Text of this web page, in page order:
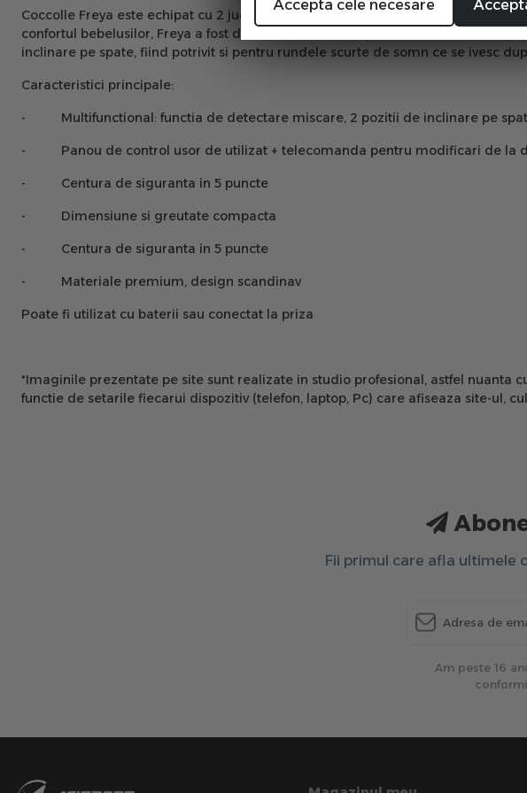
Coccolle Freya este echipat cu 2 jucarii moi, sigure inca de la stadiul de nou
confortul bebelusilor, Freya a fost dotat cu un reductor pentru nou-nascuti ce
inclinare pe spate, fiind potrivit si pentru rundele scurte de somn ce se ivesc
Caracteristici principale:
- Multifunctional: functia de detectare miscare, 2 pozitii de inclinare pe
- Panou de control usor de utilizat + telecomanda pentru modificari de la
- Centura de siguranta in 5 puncte
- Dimensiune si greutate compacta
- Centura de siguranta in 5 puncte
- Materiale premium, design scandinav
Poate fi utilizat cu baterii sau conectat la priza
*Imaginile prezentate pe site sunt realizate in studio profesional, astfel
functie de setarile fiecarui dispozitiv (telefon, laptop, Pc) care afiseaza site-ul,
Fii primul care afla ultimele
Am peste 16
Accepta cele necesare